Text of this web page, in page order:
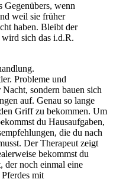
Gegenübers, wenn
weil sie früher
haben. Bleibt der
wird sich das i.d.R.
Probleme und
sondern bauen sich
auf. Genau so lange
Griff zu bekommen. Um
du Hausaufgaben,
die du nach
Der Therapeut zeigt
bekommst du
der noch einmal eine
mit